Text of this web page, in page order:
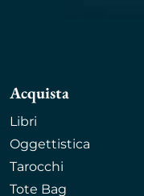
Acquista
Libri
Oggettistica
Tarocchi
Tote Bag